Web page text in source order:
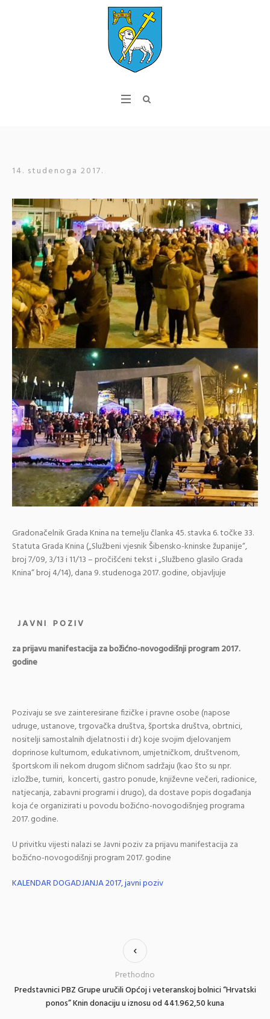
14. studenoga 2017.
Gradonačelnik Grada Knina na temelju članka 45. stavka 6. točke 33.
Statuta Grada Knina („Službeni vjesnik Šibensko-kninske županije“,
broj 7/09, 3/13 i 11/13 – pročišćeni tekst i „Službeno glasilo Grada
Knina“ broj 4/14), dana 9. studenoga 2017. godine, objavljuje
J A V N I P O Z I V
za prijavu manifestacija za božićno-novogodišnji program 2017.
godine
Pozivaju se sve zainteresirane fizičke i pravne osobe (napose
udruge, ustanove, trgovačka društva, športska društva, obrtnici,
nositelji samostalnih djelatnosti i dr.) koje svojim djelovanjem
doprinose kulturnom, edukativnom, umjetničkom, društvenom,
športskom ili nekom drugom sličnom sadržaju (kao što su npr.
izložbe, turniri, koncerti, gastro ponude, književne večeri, radionice,
natjecanja, zabavni programi i drugo), da dostave popis događanja
koja će organizirati u povodu božićno-novogodišnjeg programa
2017. godine.
U privitku vijesti nalazi se Javni poziv za prijavu manifestacija za
božićno-novogodišnji program 2017. godine
KALENDAR DOGADJANJA 2017, javni poziv
Predstavnici PBZ Grupe uručili Općoj i veteranskoj bolnici “Hrvatski
ponos” Knin donaciju u iznosu od 441.962,50 kuna
Prethodno